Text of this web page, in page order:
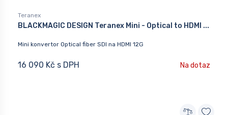
Teranex
BLACKMAGIC DESIGN Teranex Mini - Optical to HDMI ...
Mini konvertor Optical fiber SDI na HDMI 12G
16 090 Kč s DPH Na dotaz